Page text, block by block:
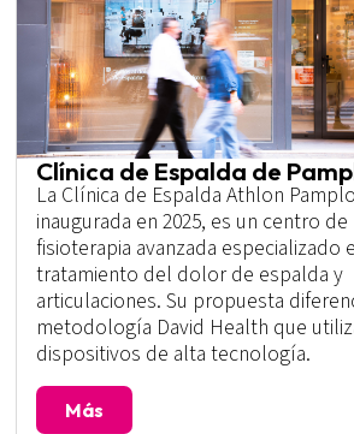
Clínica de Espalda de
La Clínica de Espalda Athlon
inaugurada en 2025, es un centro de
fisioterapia avanzada especializado
tratamiento del dolor de espalda y
articulaciones. Su propuesta
metodología David Health que
dispositivos de alta tecnología.
Más